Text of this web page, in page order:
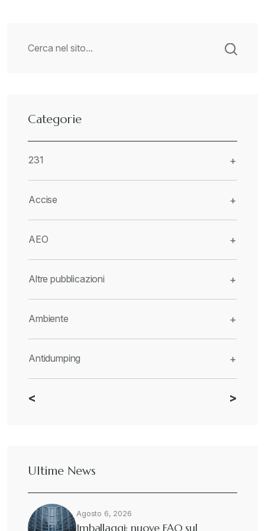
Categorie
231 +
Accise +
AEO +
Altre pubblicazioni +
Ambiente +
Antidumping +
CBAM +
Deforestazione
Diritto tributario internazionale
< >
Ultime News
Agosto 6, 2026
Imballaggi: nuove FAQ sul